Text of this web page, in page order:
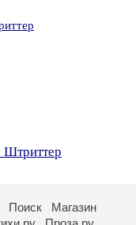
Штриттер
Поиск
Магазин